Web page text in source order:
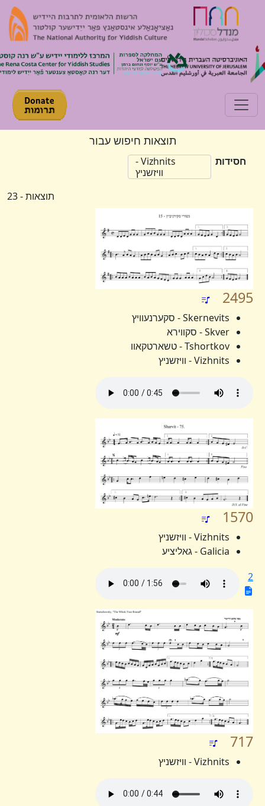
Toggle navigation
תוצאות חיפוש עבור
חסידות
Vizhnits -
וויזשניץ
תוצאות - 23
2495
Skernevits - סקערנעוויץ
Skver - סקווירא
Tshortkov - טשארטקאוו
Vizhnits - וויזשניץ
1570
Vizhnits - וויזשניץ
Galicia - גאליציע
717
Vizhnits - וויזשניץ